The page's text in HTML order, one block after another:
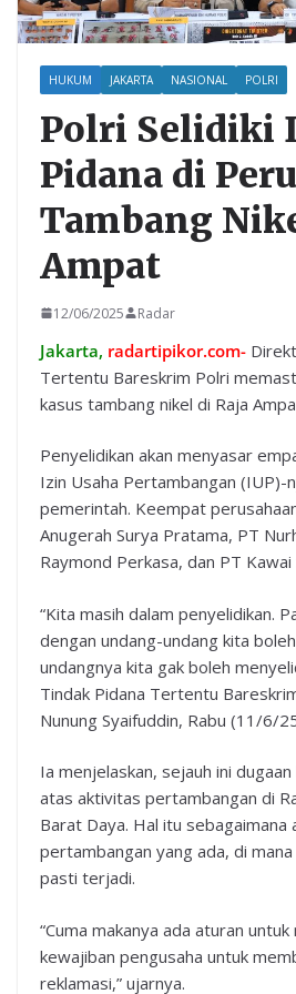
HUKUM JAKARTA NASIONAL POLRI
Polri Selidiki
Pidana di
Tambang
Ampat
12/06/2025 Radar
Jakarta, radartipikor.com-
Tertentu Bareskrim Polri
kasus tambang nikel di Raja
Penyelidikan akan menyasar
Izin Usaha Pertambangan (IUP)-
pemerintah. Keempat
Anugerah Surya Pratama, PT
Raymond Perkasa, dan PT
“Kita masih dalam penyelidikan.
dengan undang-undang kita
undangnya kita gak boleh
Tindak Pidana Tertentu
Nunung Syaifuddin, Rabu (11/6/
Ia menjelaskan, sejauh ini
atas aktivitas pertambangan di
Barat Daya. Hal itu sebagaimana
pertambangan yang ada, di
pasti terjadi.
“Cuma makanya ada aturan
kewajiban pengusaha untuk
reklamasi,” ujarnya.